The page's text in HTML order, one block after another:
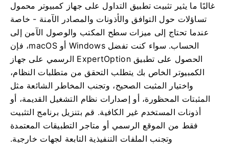
غالبًا ما يثير تثبيت تطبيق التداول على جهاز كمبيوتر محمول
تساؤلات حول التوافق والأذونات والمصادر الآمنة - خاصة
عندما تحتاج إلى ميزات سطح المكتب والوصول الآمن إلى
الحساب. سواء كنت تفضل Windows أو macOS، فإن
الحصول على تطبيق ExpertOption الرسمي على جهاز
الكمبيوتر الخاص بك يتطلب التحقق من متطلبات النظام،
واختيار المثبت الصحيح، وتجنب المخاطر الشائعة مثل
المثبتات المحظورة، أو إصدارات نظام التشغيل القديمة، أو
أذونات المستخدم غير الكافية. قم بتنزيل برنامج التثبيت
فقط من الموقع الرسمي أو متاجر التطبيقات المعتمدة
وتجنب الملفات التنفيذية التابعة لجهات خارجية.